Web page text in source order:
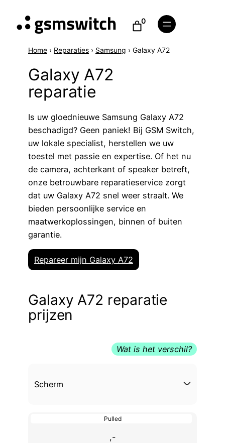
0
Home › Reparaties › Samsung › Galaxy A72
Galaxy A72
reparatie
Is uw gloednieuwe Samsung Galaxy A72
beschadigd? Geen paniek! Bij GSM Switch,
uw lokale specialist, herstellen we uw
toestel met passie en expertise. Of het nu
de camera, achterkant of speaker betreft,
onze betrouwbare reparatieservice zorgt
dat uw Galaxy A72 snel weer straalt. We
bieden persoonlijke service en
maatwerkoplossingen, binnen of buiten
garantie.
Repareer mijn Galaxy A72
Galaxy A72 reparatie
prijzen
Wat is het verschil?
Scherm
Pulled
,-